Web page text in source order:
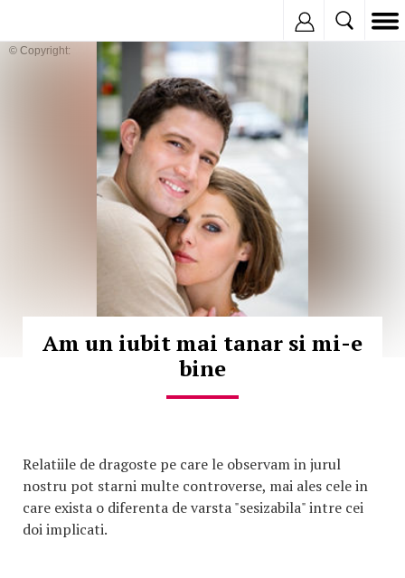
© Copyright:
Am un iubit mai tanar si mi-e
bine
Relatiile de dragoste pe care le observam in jurul
nostru pot starni multe controverse, mai ales cele in
care exista o diferenta de varsta "sesizabila" intre cei
doi implicati.